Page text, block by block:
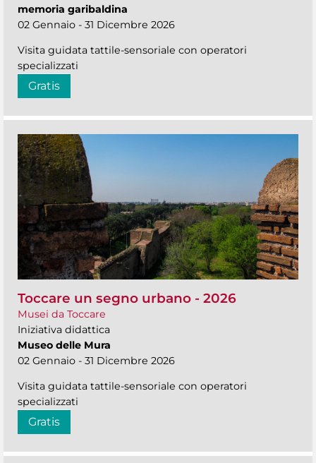
memoria garibaldina
02 Gennaio - 31 Dicembre 2026
Visita guidata tattile-sensoriale con operatori
specializzati
Gratis
Toccare un segno urbano - 2026
Musei da Toccare
Iniziativa didattica
Museo delle Mura
02 Gennaio - 31 Dicembre 2026
Visita guidata tattile-sensoriale con operatori
specializzati
Gratis